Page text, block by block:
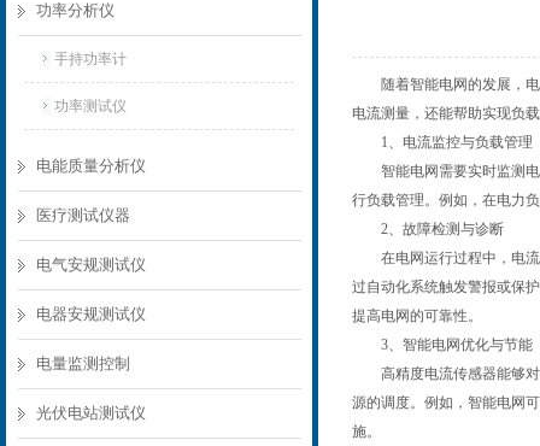
功率分析仪
手持功率计
功率测试仪
电能质量分析仪
医疗测试仪器
电气安规测试仪
电器安规测试仪
电量监测控制
光伏电站测试仪
随着智能电网的发展，电
电流测量，还能帮助实现负
1、电流监控与负载管理
智能电网需要实时监测电
行负载管理。例如，在电力
2、故障检测与诊断
在电网运行过程中，电流
过自动化系统触发警报或保
提高电网的可靠性。
3、智能电网优化与节能
高精度电流传感器能够对
源的调度。例如，智能电网
施。